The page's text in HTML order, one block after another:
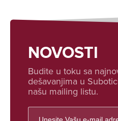
NOVOSTI
Budite u toku sa
dešavanjima u
našu mailing listu.